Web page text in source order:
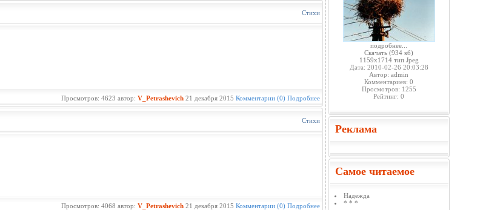
Стихи
Просмотров: 4623 автор: V_Petrashevich21 декабря 2015 Комментарии (0) Подробнее
Стихи
Просмотров: 4068 автор: V_Petrashevich21 декабря 2015 Комментарии (0) Подробнее
подробнее...
Скачать (934 кб)
1159x1714 тип Jpeg
Дата: 2010-02-26 20:03:28
Автор: admin
Комментариев: 0
Просмотров: 1255
Рейтинг: 0
Реклама
Самое читаемое
Надежда
* * *